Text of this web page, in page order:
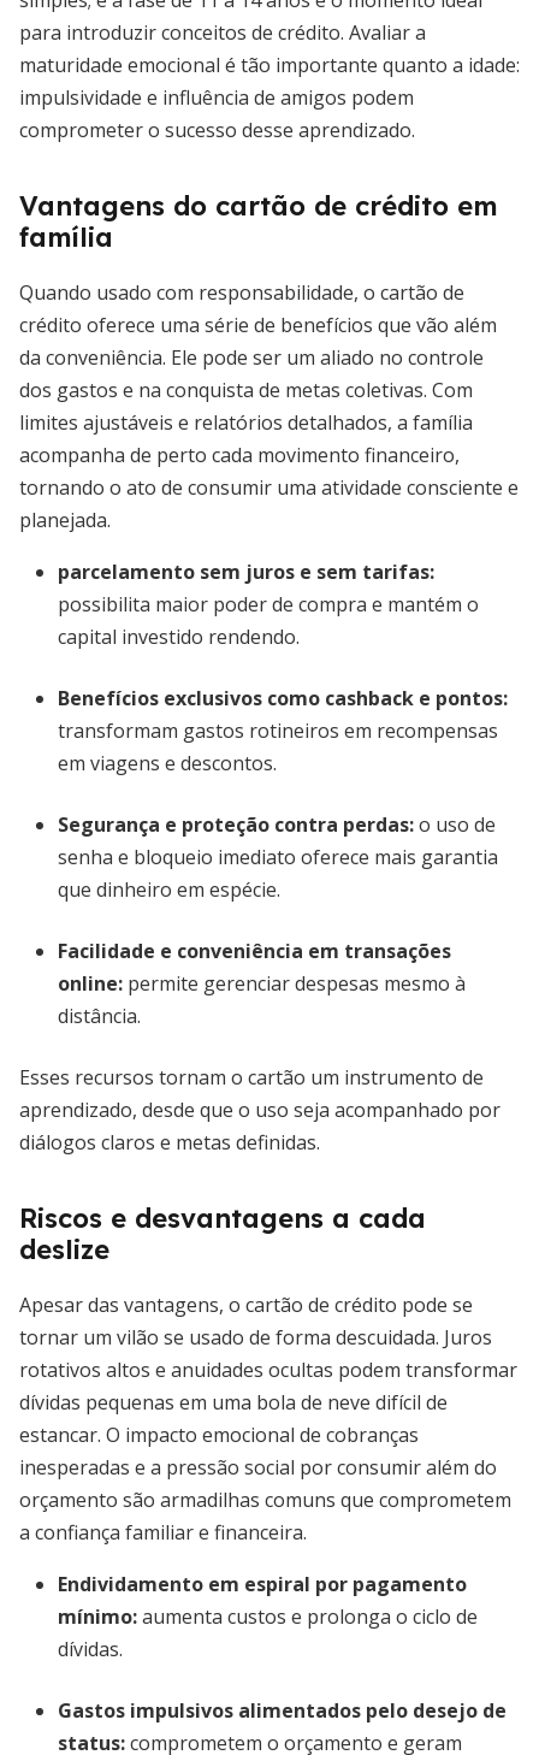
para introduzir conceitos de crédito. Avaliar a
maturidade emocional é tão importante quanto a idade:
impulsividade e influência de amigos podem
comprometer o sucesso desse aprendizado.
Vantagens do cartão de crédito em
família
Quando usado com responsabilidade, o cartão de
crédito oferece uma série de benefícios que vão além
da conveniência. Ele pode ser um aliado no controle
dos gastos e na conquista de metas coletivas. Com
limites ajustáveis e relatórios detalhados, a família
acompanha de perto cada movimento financeiro,
tornando o ato de consumir uma atividade consciente e
planejada.
parcelamento sem juros e sem tarifas:
possibilita maior poder de compra e mantém o
capital investido rendendo.
Benefícios exclusivos como cashback e pontos:
transformam gastos rotineiros em recompensas
em viagens e descontos.
Segurança e proteção contra perdas:o uso de
senha e bloqueio imediato oferece mais garantia
que dinheiro em espécie.
Facilidade e conveniência em transações
online: permite gerenciar despesas mesmo à
distância.
Esses recursos tornam o cartão um instrumento de
aprendizado, desde que o uso seja acompanhado por
diálogos claros e metas definidas.
Riscos e desvantagens a cada
deslize
Apesar das vantagens, o cartão de crédito pode se
tornar um vilão se usado de forma descuidada. Juros
rotativos altos e anuidades ocultas podem transformar
dívidas pequenas em uma bola de neve difícil de
estancar. O impacto emocional de cobranças
inesperadas e a pressão social por consumir além do
orçamento são armadilhas comuns que comprometem
a confiança familiar e financeira.
Endividamento em espiral por pagamento
mínimo:aumenta custos e prolonga o ciclo de
dívidas.
Gastos impulsivos alimentados pelo desejo de
status:comprometem o orçamento e geram